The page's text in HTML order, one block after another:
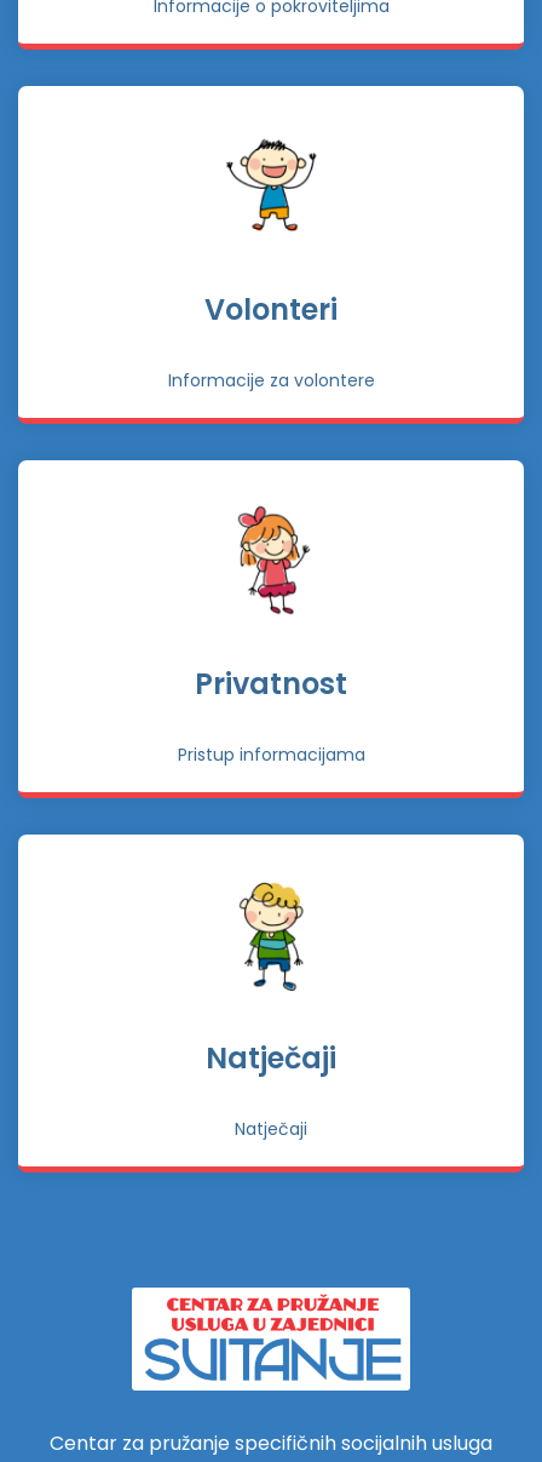
Informacije o pokroviteljima
Volonteri
Informacije za volontere
Privatnost
Pristup informacijama
Natječaji
Natječaji
Centar za pružanje specifičnih socijalnih usluga